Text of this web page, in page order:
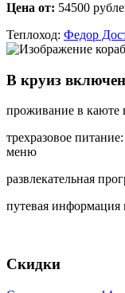
Цена от: 54500
Теплоход: Федор
В круиз
проживание в каюте
трехразовое
меню
развлекательная
путевая информация
Скидки